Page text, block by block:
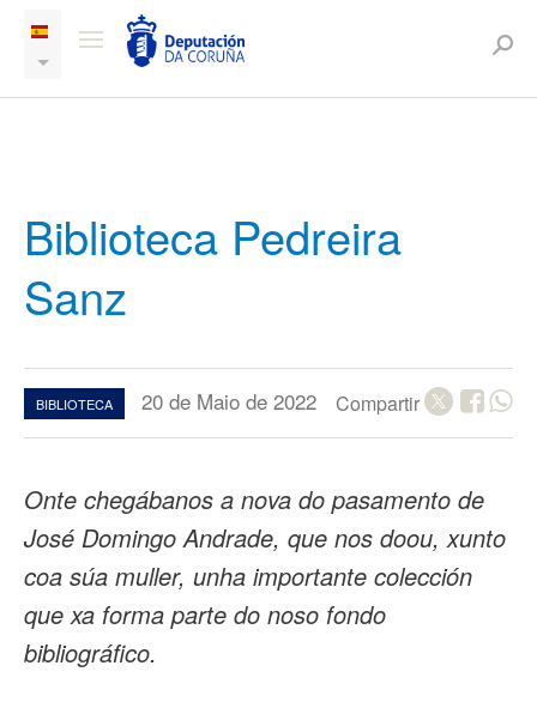
Biblioteca Pedreira
Sanz
BIBLIOTECA 20 de Maio de 2022 Compartir
Onte chegábanos a nova do pasamento de
José Domingo Andrade, que nos doou, xunto
coa súa muller, unha importante colección
que xa forma parte do noso fondo
bibliográfico.